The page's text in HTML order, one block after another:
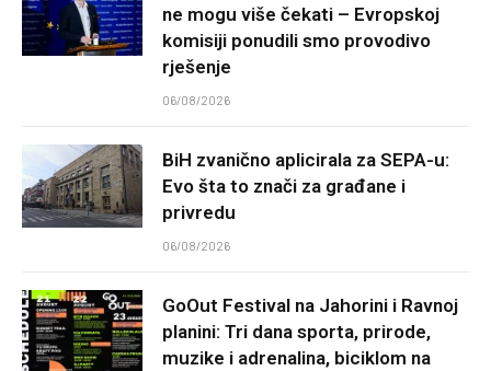
ne mogu više čekati – Evropskoj
komisiji ponudili smo provodivo
rješenje
06/08/2026
BiH zvanično aplicirala za SEPA-u:
Evo šta to znači za građane i
privredu
06/08/2026
GoOut Festival na Jahorini i Ravnoj
planini: Tri dana sporta, prirode,
muzike i adrenalina, biciklom na